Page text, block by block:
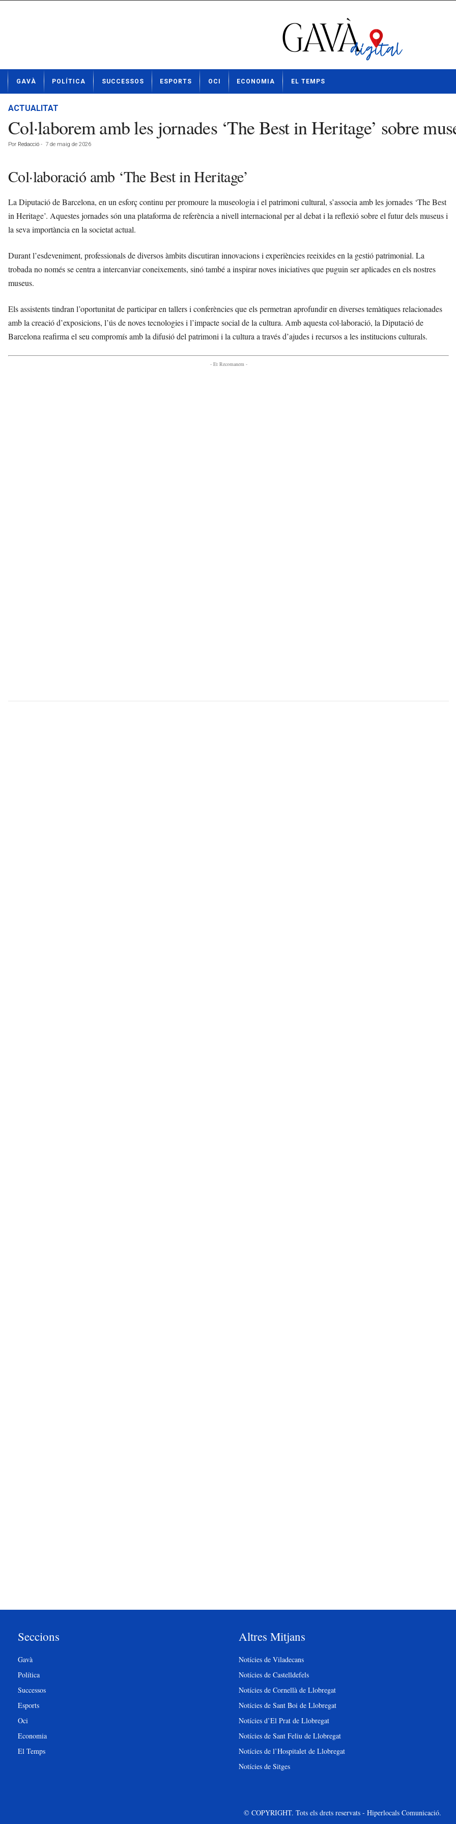
t
GAVÀ POLÍTICA SUCCESSOS ESPORTS OCI ECONOMIA EL TEMPS
ACTUALITAT
Col·laborem amb les jornades ‘The Best in Heritage’ sobre
Por Redacció - 7 de maig de 2026
Col·laboració amb ‘The Best in Heritage’
La Diputació de Barcelona, en un esforç continu per promoure la museologia i el patrimoni cultural, s’associa amb les jornades ‘The Best
in Heritage’. Aquestes jornades són una plataforma de referència a nivell internacional per al debat i la reflexió sobre el futur dels museus i
la seva importància en la societat actual.
Durant l’esdeveniment, professionals de diversos àmbits discutiran innovacions i experiències reeixides en la gestió patrimonial. La
trobada no només se centra a intercanviar coneixements, sinó també a inspirar noves iniciatives que puguin ser aplicades en els nostres
museus.
Els assistents tindran l’oportunitat de participar en tallers i conferències que els permetran aprofundir en diverses temàtiques relacionades
amb la creació d’exposicions, l’ús de noves tecnologies i l’impacte social de la cultura. Amb aquesta col·laboració, la Diputació de
Barcelona reafirma el seu compromís amb la difusió del patrimoni i la cultura a través d’ajudes i recursos a les institucions culturals.
- Et Recomanem -
Seccions
Gavà
Política
Successos
Esports
Oci
Economia
El Temps
Altres Mitjans
Notícies de Viladecans
Notícies de Castelldefels
Notícies de Cornellà de Llobregat
Notícies de Sant Boi de Llobregat
Notícies d’El Prat de Llobregat
Notícies de Sant Feliu de Llobregat
Notícies de l’Hospitalet de Llobregat
Notícies de Sitges
© COPYRIGHT. Tots els drets reservats - Hiperlocals Comunicació.